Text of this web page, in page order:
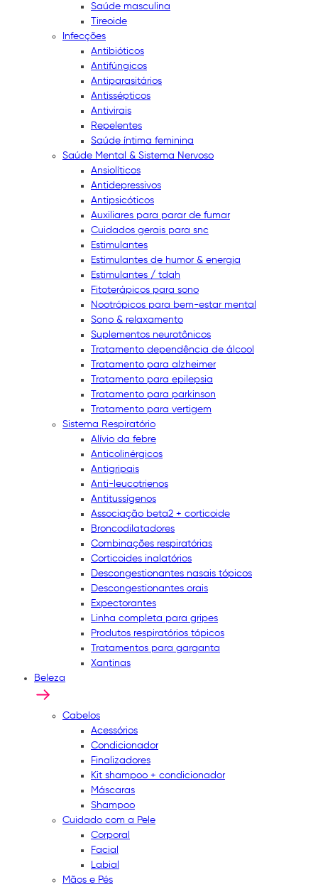
Saúde masculina
Tireoide
Infecções
Antibióticos
Antifúngicos
Antiparasitários
Antissépticos
Antivirais
Repelentes
Saúde íntima feminina
Saúde Mental & Sistema Nervoso
Ansiolíticos
Antidepressivos
Antipsicóticos
Auxiliares para parar de fumar
Cuidados gerais para snc
Estimulantes
Estimulantes de humor & energia
Estimulantes / tdah
Fitoterápicos para sono
Nootrópicos para bem-estar mental
Sono & relaxamento
Suplementos neurotônicos
Tratamento dependência de álcool
Tratamento para alzheimer
Tratamento para epilepsia
Tratamento para parkinson
Tratamento para vertigem
Sistema Respiratório
Alívio da febre
Anticolinérgicos
Antigripais
Anti-leucotrienos
Antitussígenos
Associação beta2 + corticoide
Broncodilatadores
Combinações respiratórias
Corticoides inalatórios
Descongestionantes nasais tópicos
Descongestionantes orais
Expectorantes
Linha completa para gripes
Produtos respiratórios tópicos
Tratamentos para garganta
Xantinas
Beleza
Cabelos
Acessórios
Condicionador
Finalizadores
Kit shampoo + condicionador
Máscaras
Shampoo
Cuidado com a Pele
Corporal
Facial
Labial
Mãos e Pés